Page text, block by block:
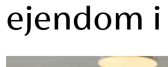
ejendom i